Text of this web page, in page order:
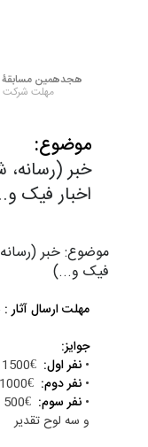
هجدهمین مسابقۀ
مهلت شرکت در
موضوع:
خبر
اخبار فیک
موضوع: خبر
فیک و...)
مهلت ارسال آثار : ششم
جوایز:
•نفر اول: €1500
•نفر دوم: €1000
•نفر سوم: €500
و سه لوح تقدیر